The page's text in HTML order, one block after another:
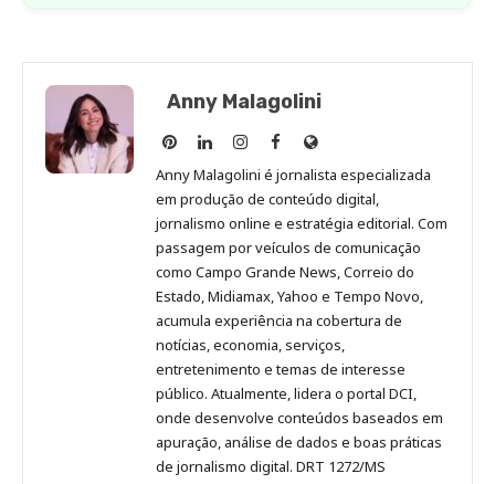
Anny Malagolini
Anny
Malagolini
no
Pinterest
Anny
Malagolini
no
LinkedIn
Anny
Malagolini
no
Instagram
Anny
Malagolini
no
Facebook
Site
de
Anny
Malagolini
Anny Malagolini é jornalista especializada
em produção de conteúdo digital,
jornalismo online e estratégia editorial. Com
passagem por veículos de comunicação
como Campo Grande News, Correio do
Estado, Midiamax, Yahoo e Tempo Novo,
acumula experiência na cobertura de
notícias, economia, serviços,
entretenimento e temas de interesse
público. Atualmente, lidera o portal DCI,
onde desenvolve conteúdos baseados em
apuração, análise de dados e boas práticas
de jornalismo digital. DRT 1272/MS